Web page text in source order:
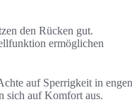
den Rücken gut.
ermöglichen
auf Sperrigkeit in engen
sich auf Komfort aus.